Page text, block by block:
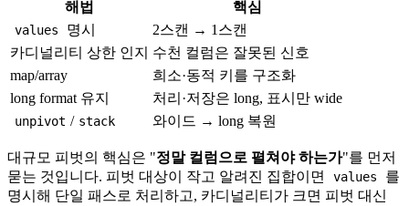
해법 핵심
values 명시
2스캔 → 1스캔
카디널리티 상한 인지
수천 컬럼은 잘못된 신호
map/array
희소·동적 키를 구조화
long format 유지
처리·저장은 long, 표시만 wide
unpivot / stack 와이드 → long 복원
대규모 피벗의 핵심은 "정말 컬럼으로 펼쳐야 하는가"를 먼저
묻는 것입니다. 피벗 대상이 작고 알려진 집합이면
values
를
명시해 단일 패스로 처리하고, 카디널리티가 크면 피벗 대신